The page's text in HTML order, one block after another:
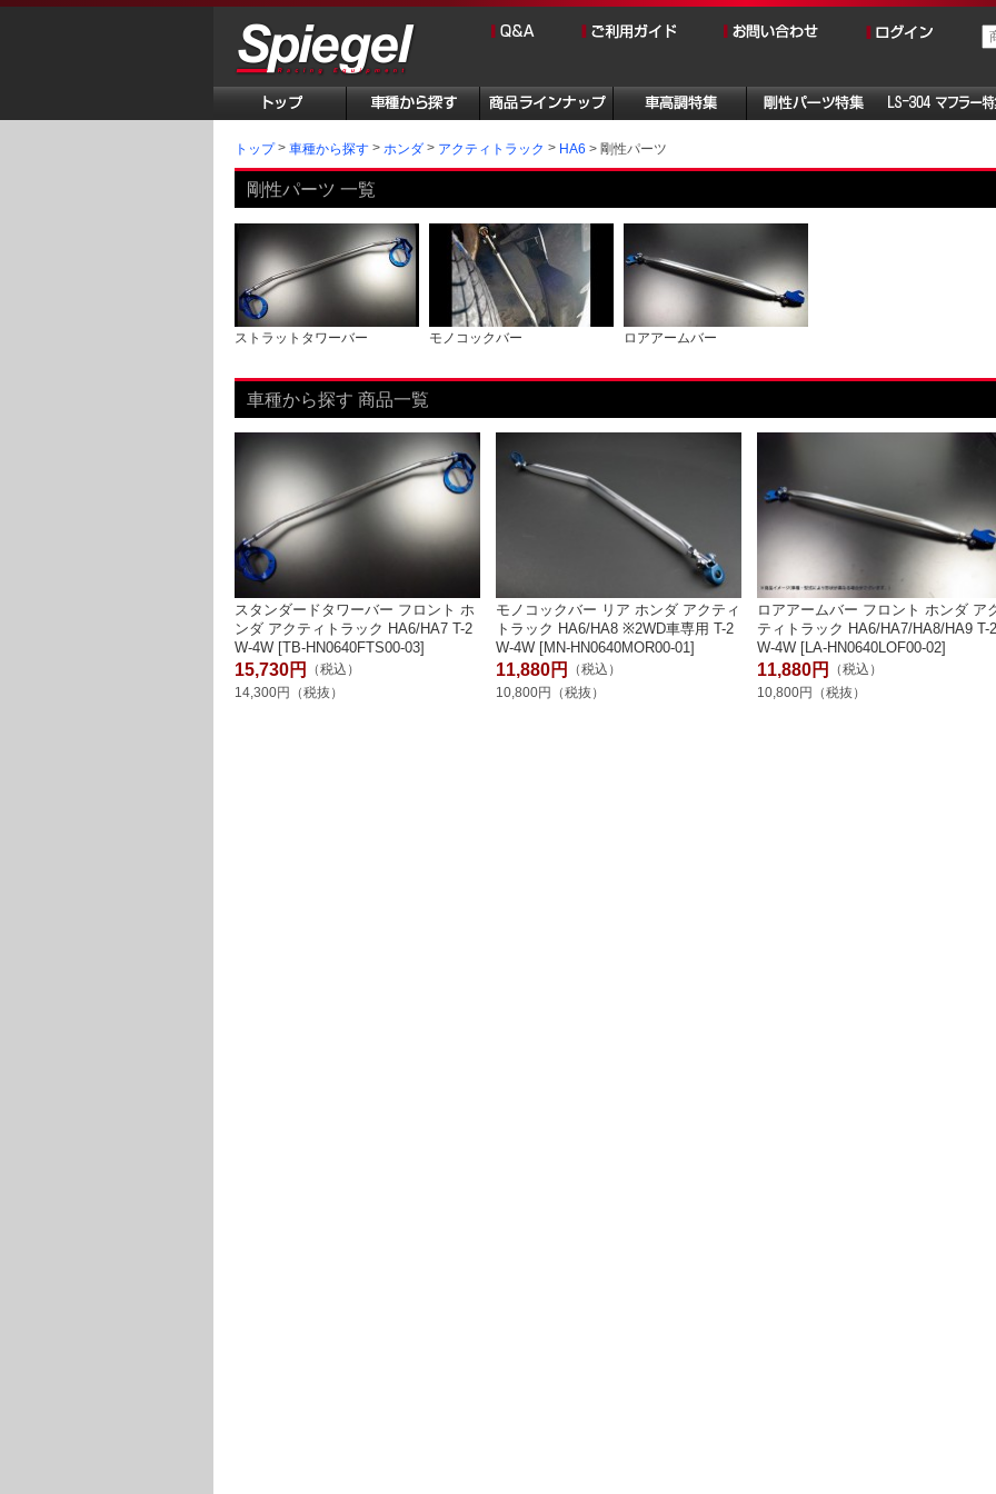
トップ 車種から探す ホンダ アクティトラック HA6 剛性パーツ
剛性パーツ 一覧
ストラットタワーバー モノコックバー ロアアームバー
車種から探す 商品一覧
スタンダードタワーバー フロント ホ
ンダ アクティトラック HA6/HA7 T-2
W-4W [TB-HN0640FTS00-03]
15,730円
（税込）
14,300円（税抜）
モノコックバー リア ホンダ アクティ
トラック HA6/HA8 ※2WD車専用 T-2
W-4W [MN-HN0640MOR00-01]
11,880円
（税込）
10,800円（税抜）
ロアアームバー フロント ホンダ ア
ティトラック HA6/HA7/HA8/HA9 T-
W-4W [LA-HN0640LOF00-02]
11,880円
（税込）
10,800円（税抜）